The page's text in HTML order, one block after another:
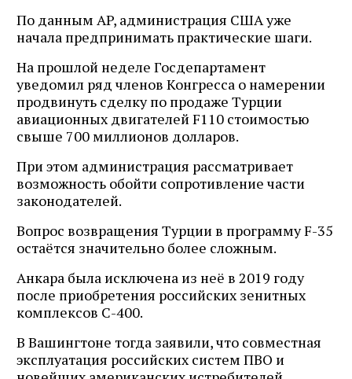
По данным AP, администрация США уже
начала предпринимать практические шаги.
На прошлой неделе Госдепартамент
уведомил ряд членов Конгресса о намерении
продвинуть сделку по продаже Турции
авиационных двигателей F110 стоимостью
свыше 700 миллионов долларов.
При этом администрация рассматривает
возможность обойти сопротивление части
законодателей.
Вопрос возвращения Турции в программу F-35
остаётся значительно более сложным.
Анкара была исключена из неё в 2019 году
после приобретения российских зенитных
комплексов С-400.
В Вашингтоне тогда заявили, что совместная
эксплуатация российских систем ПВО и